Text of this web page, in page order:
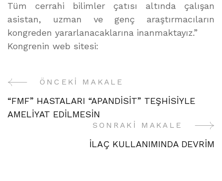
Tüm cerrahi bilimler çatısı altında çalışan
asistan, uzman ve genç araştırmacıların
kongreden yararlanacaklarına inanmaktayız.”
Kongrenin web sitesi:
Yazı
Gezinme
ÖNCEKI MAKALE
“FMF” HASTALARI “APANDİSİT” TEŞHİSİYLE
AMELİYAT EDİLMESİN
SONRAKI MAKALE
İLAÇ KULLANIMINDA DEVRİM